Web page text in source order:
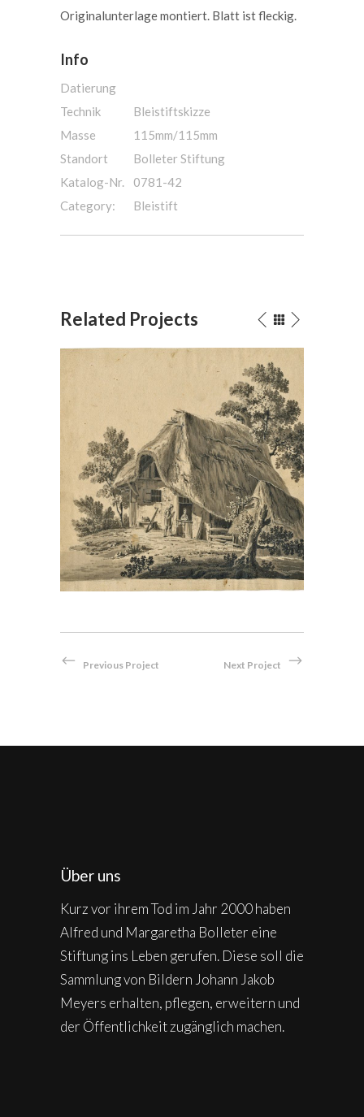
Originalunterlage montiert. Blatt ist fleckig.
Info
Datierung
Technik
Bleistiftskizze
Masse
115mm/115mm
Standort
Bolleter Stiftung
Katalog-Nr.
0781-42
Category:
Bleistift
Related Projects
Bauernhaus mit Strohdach
Bleistift
Previous Project Next Project
Über uns
Kurz vor ihrem Tod im Jahr 2000 haben
Alfred und Margaretha Bolleter eine
Stiftung ins Leben gerufen. Diese soll die
Sammlung von Bildern Johann Jakob
Meyers erhalten, pflegen, erweitern und
der Öffentlichkeit zugänglich machen.